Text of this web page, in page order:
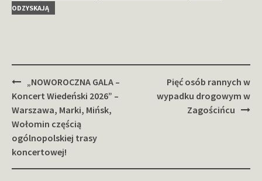
ODZYSKAJĄ
Zobacz
wpisy
„NOWOROCZNA GALA –
Koncert Wiedeński 2026” –
Warszawa, Marki, Mińsk,
Wołomin częścią
ogólnopolskiej trasy
koncertowej!
Pięć osób rannych w
wypadku drogowym w
Zagościńcu